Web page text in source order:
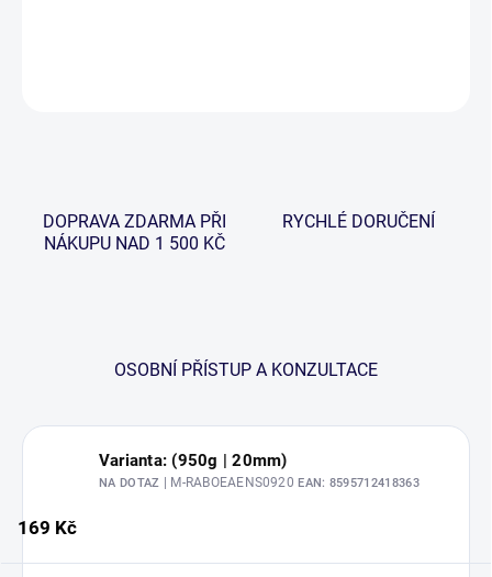
DOPRAVA ZDARMA PŘI
NÁKUPU NAD 1 500 KČ
RYCHLÉ DORUČENÍ
OSOBNÍ PŘÍSTUP A KONZULTACE
Varianta: (950g | 20mm)
NA DOTAZ | M-RABOEAENS0920EAN: 8595712418363
169 Kč